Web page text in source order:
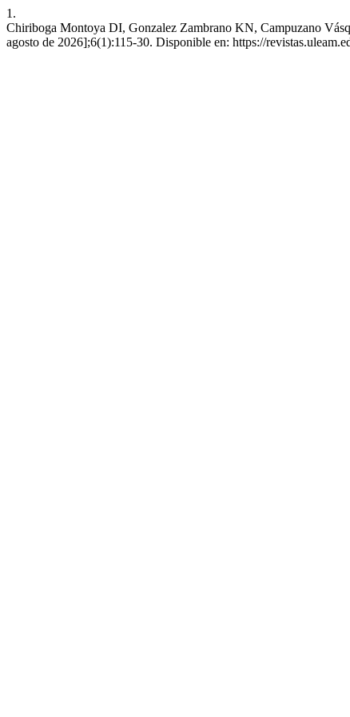
1.
Chiriboga Montoya DI, Gonzalez Zambrano KN, Campuzano
agosto de 2026];6(1):115-30. Disponible en: https://